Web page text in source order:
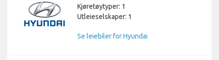
Kjøretøytyper: 1
Utleieselskaper: 1
Se leiebiler for Hyundai